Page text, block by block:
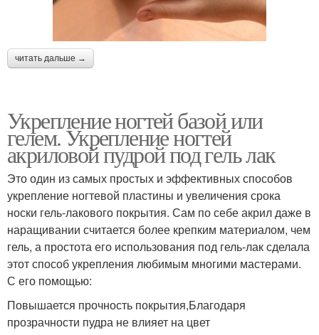
читать дальше →
Укрепление ногтей базой или
гелем. Укрепление ногтей
акриловой пудрой под гель лак
Это один из самых простых и эффективных способов
укрепление ногтевой пластины и увеличения срока
носки гель-лакового покрытия. Сам по себе акрил даже в
наращивании считается более крепким материалом, чем
гель, а простота его использования под гель-лак сделала
этот способ укрепления любимым многими мастерами.
С его помощью:
Повышается прочность покрытия,Благодаря
прозрачности пудра не влияет на цвет